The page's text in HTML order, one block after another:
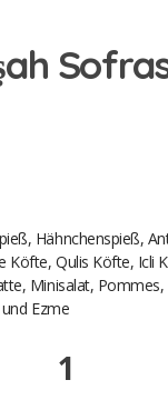
Hähnchenspieß,
Köfte, Qulis Köfte, Icli
Minisalat, Pommes,
Ezme